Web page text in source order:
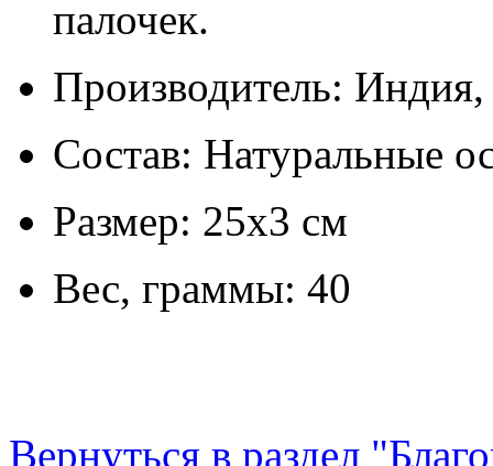
палочек.
Производитель:
Состав: Натуральные
Размер: 25х3 см
Вес, граммы: 40
Вернуться в раздел